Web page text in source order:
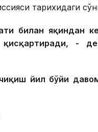
тарихидаги
билан яқиндан
-
йил бўйи